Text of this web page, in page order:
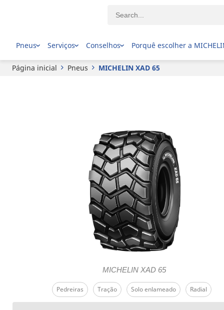
Pneus Serviços Conselhos Porquê escolher a
Página inicial Pneus MICHELIN XAD 65
MICHELIN XAD 65
Pedreiras Tração Solo enlameado Radial
XAD 65